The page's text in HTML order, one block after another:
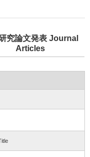
究論文発表 Journal
Articles